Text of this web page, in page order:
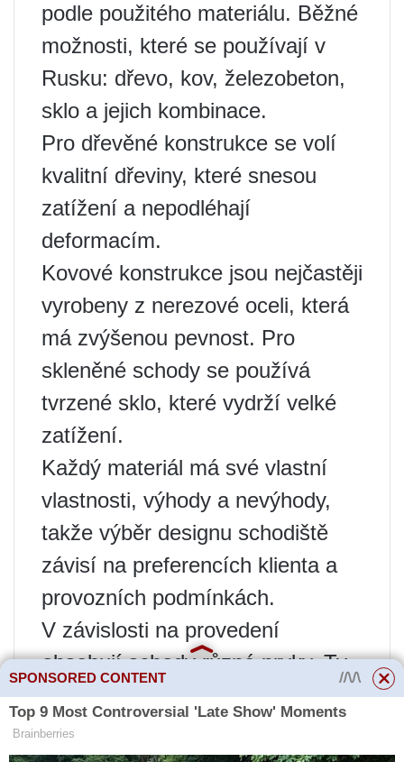
podle použitého materiálu. Běžné
možnosti, které se používají v
Rusku: dřevo, kov, železobeton,
sklo a jejich kombinace.
Pro dřevěné konstrukce se volí
kvalitní dřeviny, které snesou
zatížení a nepodléhají
deformacím.
Kovové konstrukce jsou nejčastěji
vyrobeny z nerezové oceli, která
má zvýšenou pevnost. Pro
skleněné schody se používá
tvrzené sklo, které vydrží velké
zatížení.
Každý materiál má své vlastní
vlastnosti, výhody a nevýhody,
takže výběr designu schodiště
závisí na preferencích klienta a
provozních podmínkách.
V závislosti na provedení
obsahují schody různé prvky. Ty
hlavní:
SPONSORED CONTENT